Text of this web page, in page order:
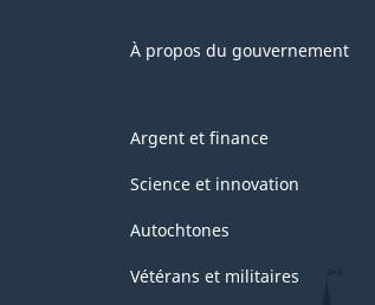
À propos du gouvernement
Argent et finance
Science et innovation
Autochtones
Vétérans et militaires